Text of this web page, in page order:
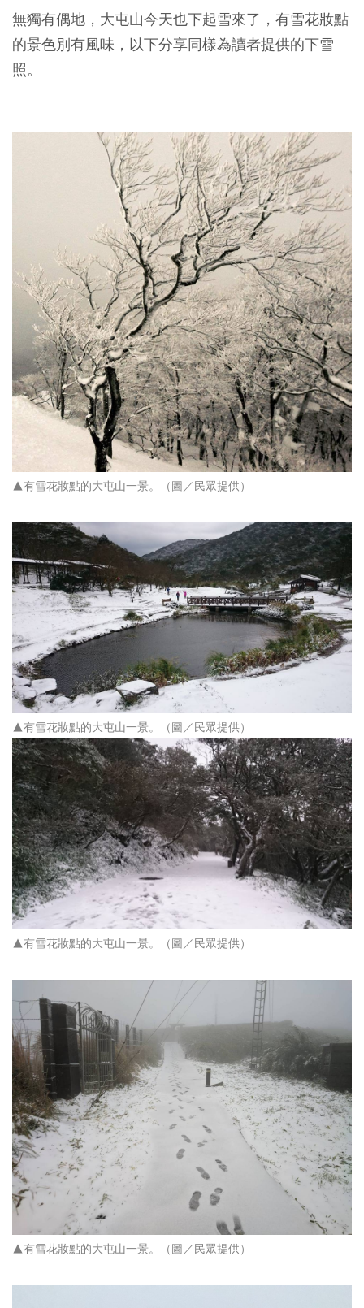
無獨有偶地，大屯山今天也下起雪來了，有雪花妝點
的景色別有風味，以下分享同樣為讀者提供的下雪
照。
▲有雪花妝點的大屯山一景。（圖／民眾提供）
▲有雪花妝點的大屯山一景。 （圖／民眾提供）
▲有雪花妝點的大屯山一景。 （圖／民眾提供）
▲有雪花妝點的大屯山一景。 （圖／民眾提供）